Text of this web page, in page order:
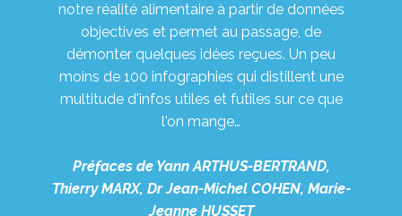
notre réalité alimentaire à partir de données
objectives et permet au passage, de
démonter quelques idées reçues. Un peu
moins de 100 infographies qui distillent une
multitude d'infos utiles et futiles sur ce que
l'on mange…
Préfaces de Yann ARTHUS-BERTRAND,
Thierry MARX, Dr Jean-Michel COHEN, Marie-
Jeanne HUSSET